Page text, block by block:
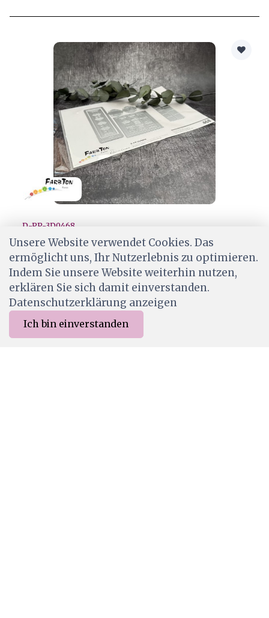
Merkliste Menu
D-PP-3D0468
Farbton Stanze Mosaik • 468
CHF 27.50
Wird für dich bestellt
Unsere Website verwendet Cookies. Das
ermöglicht uns, Ihr Nutzerlebnis zu optimieren.
Indem Sie unsere Website weiterhin nutzen,
erklären Sie sich damit einverstanden.
Datenschutzerklärung anzeigen
Ich bin einverstanden